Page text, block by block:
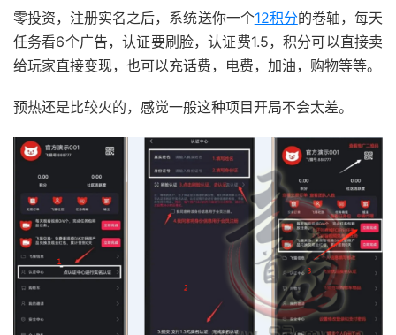
零投资，注册实名之后，系统送你一个12积分的卷轴，每天
任务看6个广告，认证要刷脸，认证费1.5，积分可以直接卖
给玩家直接变现，也可以充话费，电费，加油，购物等等。
预热还是比较火的，感觉一般这种项目开局不会太差。